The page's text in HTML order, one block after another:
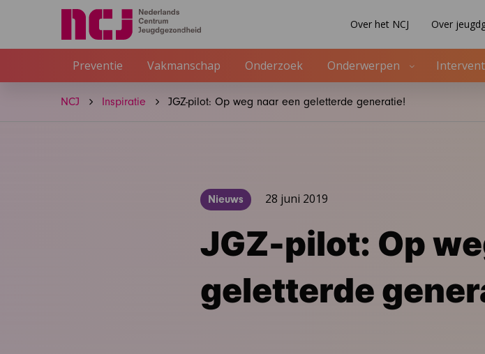
Over het NCJ Over
Preventie Vakmanschap Onderzoek Onderwerpen
NCJ Inspiratie JGZ-pilot: Op weg naar een geletterde generatie!
Nieuws 28 juni 2019
JGZ-pilot: Op
geletterde